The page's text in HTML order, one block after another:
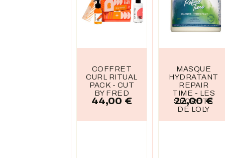
COFFRET
CURL RITUAL
PACK - CUT
BY FRED
Prix
44,00 €
MASQUE
HYDRATANT
REPAIR
TIME - LES
SECRETS
DE LOLY
Prix
22,00 €